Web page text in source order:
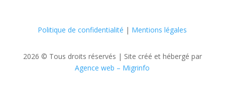
Politique de confidentialité | Mentions légales
2026 © Tous droits réservés | Site créé et hébergé par
Agence web – Migrinfo